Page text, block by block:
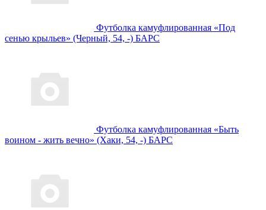
Футболка камуфлированная «Под
сенью крыльев» (Черный, 54, -) БАРС
Футболка камуфлированная «Быть
воином - жить вечно» (Хаки, 54, -) БАРС